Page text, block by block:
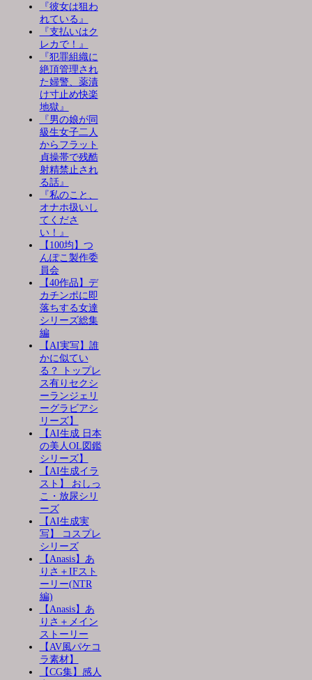
『彼女は狙わ
れている』
『支払いはク
レカで！』
『犯罪組織に
絶頂管理され
た婦警、薬漬
け寸止め快楽
地獄』
『男の娘が同
級生女子二人
からフラット
貞操帯で残酷
射精禁止され
る話』
『私のこと、
オナホ扱いし
てくださ
い！』
【100均】つ
んぽこ製作委
員会
【40作品】デ
カチンポに即
落ちする女達
シリーズ総集
編
【AI実写】誰
かに似てい
る？ トップレ
ス有りセクシ
ーランジェリ
ーグラビアシ
リーズ】
【AI生成 日本
の美人OL図鑑
シリーズ】
【AI生成イラ
スト】 おしっ
こ・放尿シリ
ーズ
【AI生成実
写】 コスプレ
シリーズ
【Anasis】あ
りさ＋IFスト
ーリー(NTR
編)
【Anasis】あ
りさ＋メイン
ストーリー
【AV風パケコ
ラ素材】
【CG集】感人